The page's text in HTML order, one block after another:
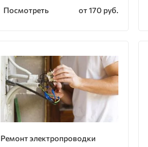
Посмотреть от 170 руб.
Ремонт электропроводки